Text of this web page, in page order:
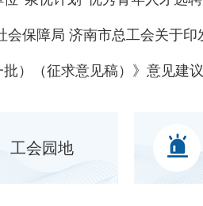
工会园地